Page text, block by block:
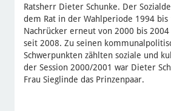
Ratsherr Dieter Schunke. Der
dem Rat in der Wahlperiode 1994 bis
Nachrücker erneut von 2000 bis 2004
seit 2008. Zu seinen
Schwerpunkten zählten soziale und
der Session 2000/2001 war Dieter
Frau Sieglinde das Prinzenpaar.